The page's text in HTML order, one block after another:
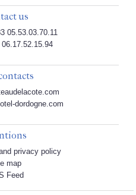
us
05.53.03.70.11
dordogne.com
privacy policy
map
Feed